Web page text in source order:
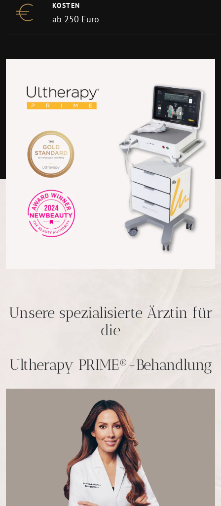
KOSTEN
ab 250 Euro
Unsere spezialisierte Ärztin für
die
Ultherapy PRIME®-Behandlung